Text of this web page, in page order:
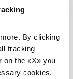
By clicking
tracking
on the «X» you
cookies.